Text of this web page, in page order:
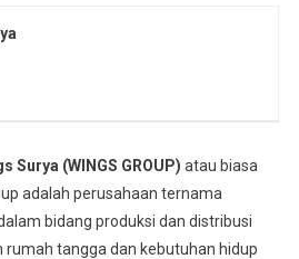
Surya (WINGS GROUP) atau biasa
adalah perusahaan ternama
bidang produksi dan distribusi
tangga dan kebutuhan hidup